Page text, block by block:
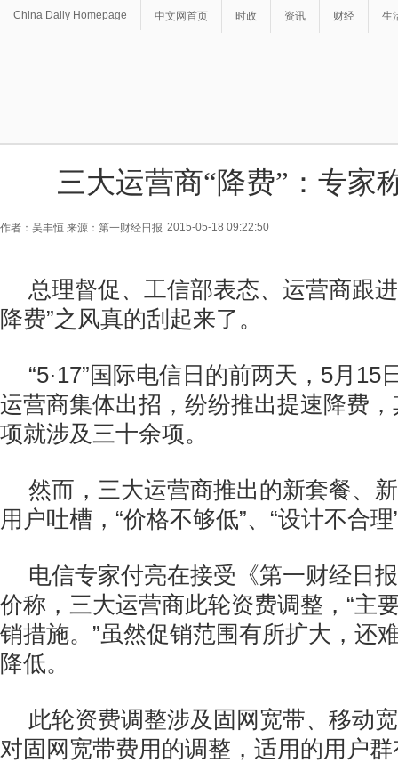
China Daily Homepage 中文网首页 时政 资讯 财经 生
三大运营商“降费”：专家
作者：吴丰恒 来源：第一财经日报 2015-05-18 09:22:50
总理督促、工信部表态、运营商跟
降费”之风真的刮起来了。
“5·17”国际电信日的前两天，5月15
运营商集体出招，纷纷推出提速降费，
项就涉及三十余项。
然而，三大运营商推出的新套餐、
用户吐槽，“价格不够低”、“设计不合
电信专家付亮在接受《第一财经日
价称，三大运营商此轮资费调整，“主
销措施。”虽然促销范围有所扩大，还
降低。
此轮资费调整涉及固网宽带、移动
对固网宽带费用的调整，适用的用户